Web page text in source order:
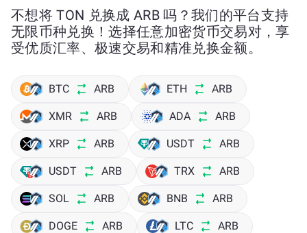
不想将 TON 兑换成 ARB 吗？我们的平台支持
无限币种兑换！选择任意加密货币交易对，享
受优质汇率、极速交易和精准兑换金额。
BTC ARB ETH ARB
XMR ARB ADA ARB
XRP ARB USDT ARB
USDT ARB TRX ARB
SOL ARB BNB ARB
DOGE ARB LTC ARB